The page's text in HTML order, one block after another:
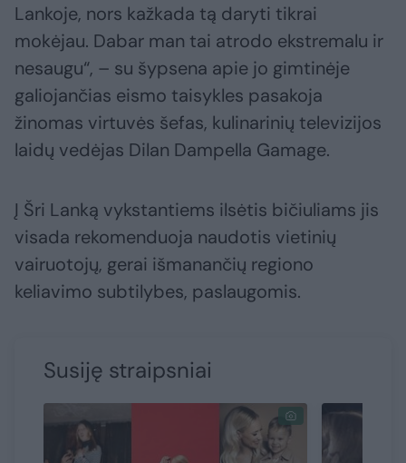
Lankoje, nors kažkada tą daryti tikrai
mokėjau. Dabar man tai atrodo ekstremalu ir
nesaugu“, – su šypsena apie jo gimtinėje
galiojančias eismo taisykles pasakoja
žinomas virtuvės šefas, kulinarinių televizijos
laidų vedėjas Dilan Dampella Gamage.
Į Šri Lanką vykstantiems ilsėtis bičiuliams jis
visada rekomenduoja naudotis vietinių
vairuotojų, gerai išmanančių regiono
keliavimo subtilybes, paslaugomis.
Susiję straipsniai